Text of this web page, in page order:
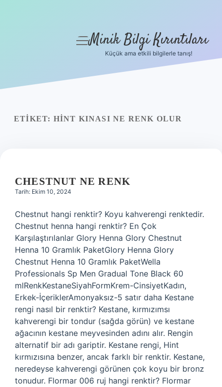
Yasal Uyarı
menüyü
Minik Bilgi Kırıntıları
Küçük ama etkili bilgilerle tanış!
ETIKET: HINT KINASI NE RENK OLUR
CHESTNUT NE RENK
Tarih: Ekim 10, 2024
Chestnut hangi renktir? Koyu kahverengi renktedir.
Chestnut henna hangi renktir? En Çok
Karşılaştırılanlar Glory Henna Glory Chestnut
Henna 10 Gramlık PaketGlory Henna Glory
Chestnut Henna 10 Gramlık PaketWella
Professionals Sp Men Gradual Tone Black 60
mlRenkKestaneSiyahFormKrem-CinsiyetKadın,
Erkek-İçeriklerAmonyaksız-5 satır daha Kestane
rengi nasıl bir renktir? Kestane, kırmızımsı
kahverengi bir tondur (sağda görün) ve kestane
ağacının kestane meyvesinden adını alır. Rengin
alternatif bir adı gariptir. Kestane rengi, Hint
kırmızısına benzer, ancak farklı bir renktir. Kestane,
neredeyse kahverengi görünen çok koyu bir bronz
tonudur. Flormar 006 ruj hangi renktir? Flormar